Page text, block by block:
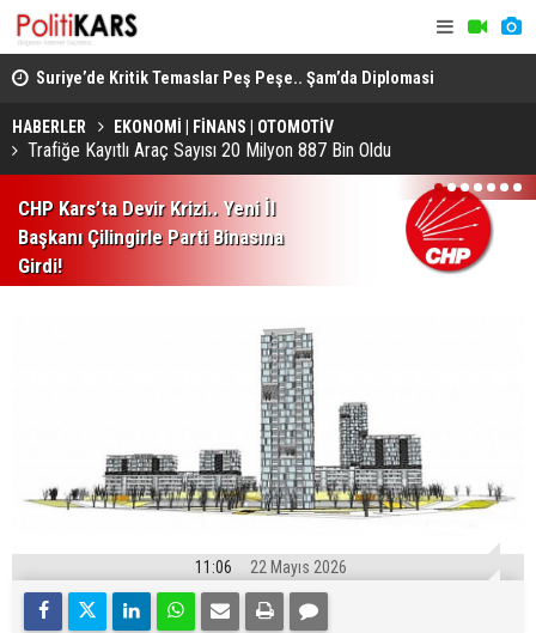
Suriye’de Kritik Temaslar Peş Peşe.. Şam’da Diplomasi
ve Güvenlik Gündemi Öne Çıktı!
HABERLER EKONOMİ | FİNANS | OTOMOTİV
Trafiğe Kayıtlı Araç Sayısı 20 Milyon 887 Bin Oldu
CHP Kars’ta Devir Krizi.. Yeni İl
Başkanı Çilingirle Parti Binasına
Girdi!
1 2 3 4 5 6 7
11:06 22 Mayıs 2026